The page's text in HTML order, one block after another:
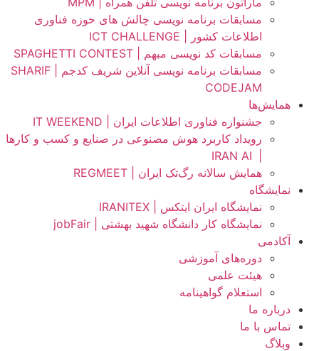
مسابقات برنامه نویسی چالش های حوزه فناوری
اطلاعات کشور | ICT CHALLENGE
مسابقات کد نویسی مبهم | SPAGHETTI CONTEST
مسابقات برنامه نویسی آنلاین شریف کدجم | SHARIF
CODEJAM
همایش‌ها
جشنواره فناوری اطلاعات ایران | IT WEEKEND
رویداد کاربرد هوش مصنوعی در صنایع و کسب و کارها
IRAN AI
همایش سالانه رگ‌تک ایران | REGMEET
نمایشگاه
نمایشگاه ایران ایتکس | IRANITEX
نمایشگاه کار دانشگاه شهید بهشتی | jobFair
آکادمی
دوره‌های آموزشی
هیئت علمی
استعلام گواهینامه
درباره ما
تماس با ما
وبلاگ